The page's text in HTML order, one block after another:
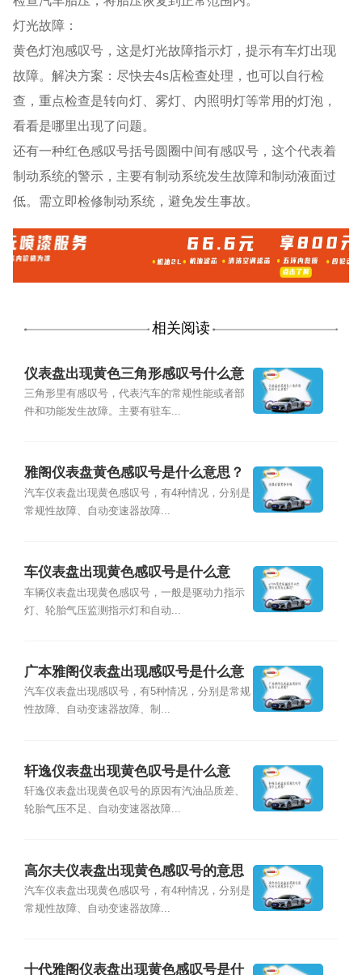
灯光故障：
黄色灯泡感叹号，这是灯光故障指示灯，提示有车灯出现
故障。解决方案：尽快去4s店检查处理，也可以自行检
查，重点检查是转向灯、雾灯、内照明灯等常用的灯泡，
看看是哪里出现了问题。
还有一种红色感叹号括号圆圈中间有感叹号，这个代表着
制动系统的警示，主要有制动系统发生故障和制动液面过
低。需立即检修制动系统，避免发生事故。
相关阅读
仪表盘出现黄色三角形感叹号什么意
思？
三角形里有感叹号，代表汽车的常规性能或者部
件和功能发生故障。主要有驻车...
雅阁仪表盘黄色感叹号是什么意思？
汽车仪表盘出现黄色感叹号，有4种情况，分别是
常规性故障、自动变速器故障...
车仪表盘出现黄色感叹号是什么意
思？
车辆仪表盘出现黄色感叹号，一般是驱动力指示
灯、轮胎气压监测指示灯和自动...
广本雅阁仪表盘出现感叹号是什么意
思？
汽车仪表盘出现感叹号，有5种情况，分别是常规
性故障、自动变速器故障、制...
轩逸仪表盘出现黄色叹号是什么意
思？
轩逸仪表盘出现黄色叹号的原因有汽油品质差、
轮胎气压不足、自动变速器故障...
高尔夫仪表盘出现黄色感叹号的意思
是什么？
汽车仪表盘出现黄色感叹号，有4种情况，分别是
常规性故障、自动变速器故障...
十代雅阁仪表盘出现黄色感叹号是什